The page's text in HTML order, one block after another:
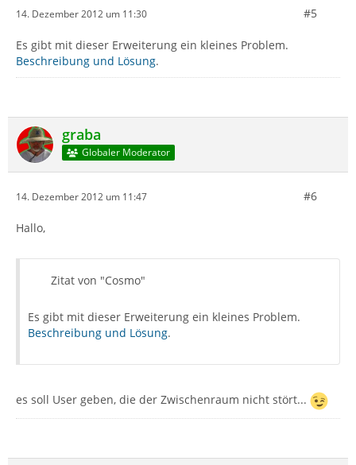
14. Dezember 2012 um 11:30 #5
Es gibt mit dieser Erweiterung ein kleines Problem.
Beschreibung und Lösung.
graba
Globaler Moderator
14. Dezember 2012 um 11:47 #6
Hallo,
Zitat von "Cosmo"
Es gibt mit dieser Erweiterung ein kleines Problem.
Beschreibung und Lösung.
es soll User geben, die der Zwischenraum nicht stört...